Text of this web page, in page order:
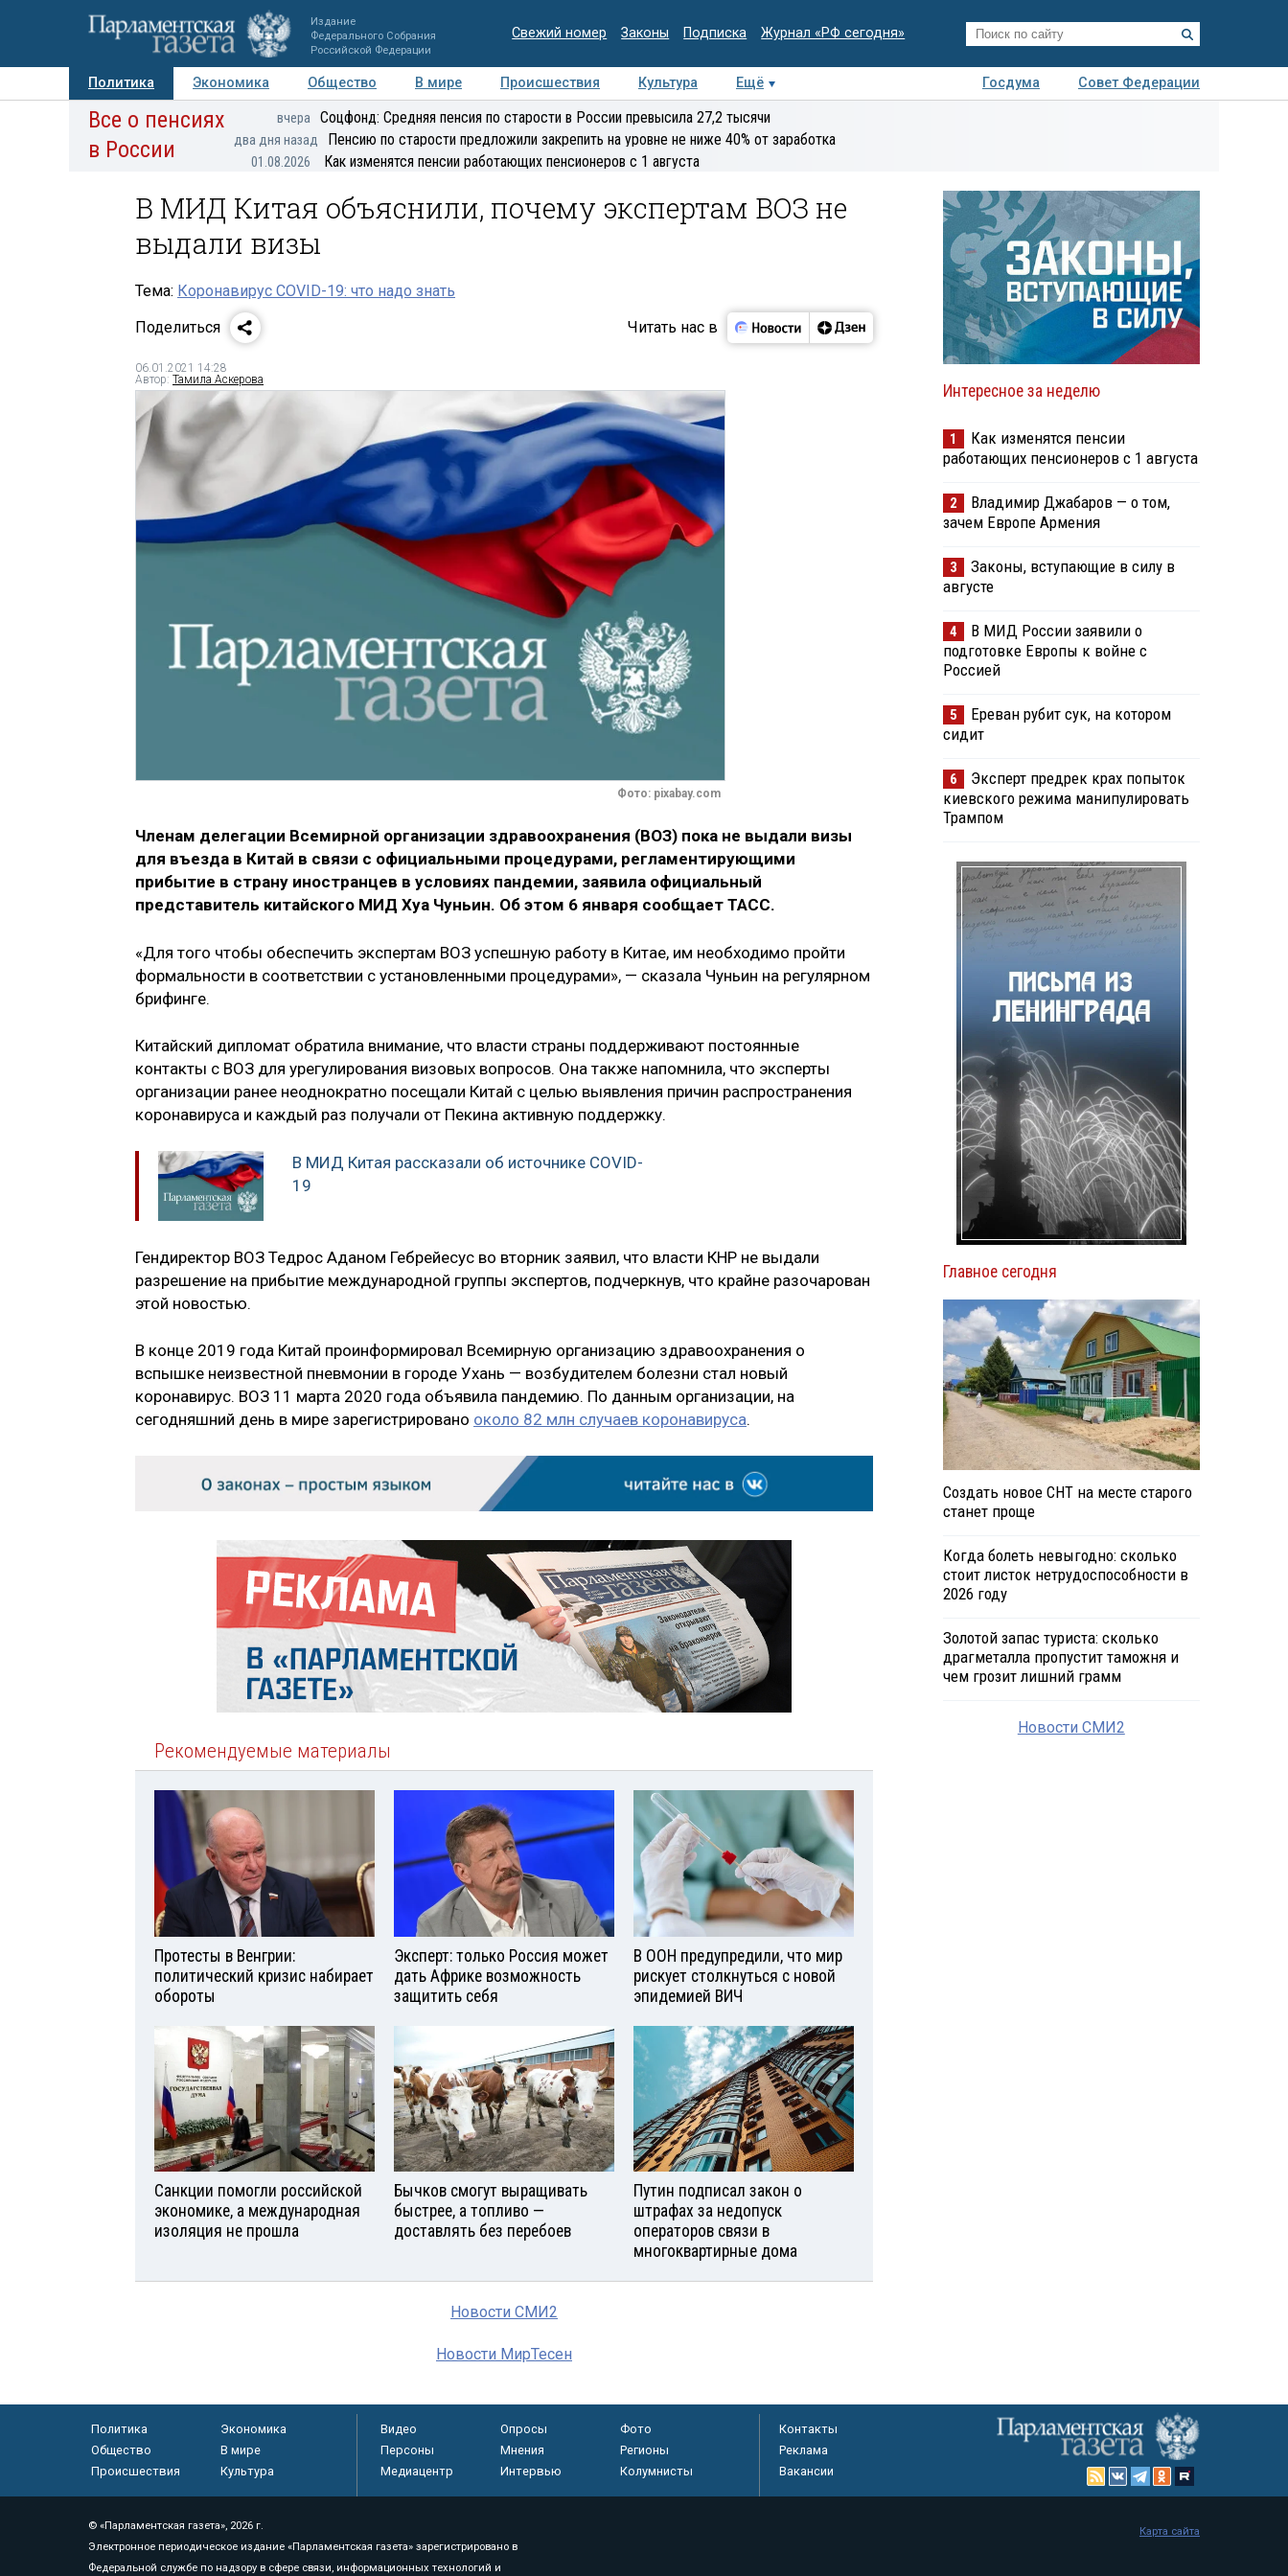
Издание
Федерального Собрания
Российской Федерации
Свежий номер Законы Подписка Журнал «РФ сегодня»
Политика Экономика Общество В мире Происшествия Культура Ещё Госдума
Совет Федерации
Авторы Персоны Мнения Регионы Медиацентр Интервью Колумнисты
экспертиза
Все о пенсиях
в России
вчера Соцфонд: Средняя пенсия по старости в России превысила 27,2 тысячи
два дня назад Пенсию по старости предложили закрепить на уровне не ниже 40% от заработка
01.08.2026 Как изменятся пенсии работающих пенсионеров с 1 августа
В МИД Китая объяснили, почему экспертам ВОЗ не
выдали визы
Тема: Коронавирус COVID-19: что надо знать
Поделиться
Читать нас в
06.01.2021 14:28
Автор: Тамила Аскерова
Фото: pixabay.com
Членам делегации Всемирной организации здравоохранения (ВОЗ) пока не выдали визы
для въезда в Китай в связи с официальными процедурами, регламентирующими
прибытие в страну иностранцев в условиях пандемии, заявила официальный
представитель китайского МИД Хуа Чуньин. Об этом 6 января сообщает ТАСС.
«Для того чтобы обеспечить экспертам ВОЗ успешную работу в Китае, им необходимо пройти
формальности в соответствии с установленными процедурами», — сказала Чуньин на регулярном
брифинге.
Китайский дипломат обратила внимание, что власти страны поддерживают постоянные
контакты с ВОЗ для урегулирования визовых вопросов. Она также напомнила, что эксперты
организации ранее неоднократно посещали Китай с целью выявления причин распространения
коронавируса и каждый раз получали от Пекина активную поддержку.
В МИД Китая рассказали об источнике COVID-
19
Гендиректор ВОЗ Тедрос Аданом Гебрейесус во вторник заявил, что власти КНР не выдали
разрешение на прибытие международной группы экспертов, подчеркнув, что крайне разочарован
этой новостью.
В конце 2019 года Китай проинформировал Всемирную организацию здравоохранения о
вспышке неизвестной пневмонии в городе Ухань — возбудителем болезни стал новый
коронавирус. ВОЗ 11 марта 2020 года объявила пандемию. По данным организации, на
сегодняшний день в мире зарегистрировано около 82 млн случаев коронавируса.
Рекомендуемые материалы
Протесты в Венгрии:
политический кризис набирает
обороты
Эксперт: только Россия может
дать Африке возможность
защитить себя
В ООН предупредили, что мир
рискует столкнуться с новой
эпидемией ВИЧ
Санкции помогли российской
экономике, а международная
изоляция не прошла
Бычков смогут выращивать
быстрее, а топливо —
доставлять без перебоев
Путин подписал закон о
штрафах за недопуск
операторов связи в
многоквартирные дома
Новости СМИ2
Новости МирТесен
Интересное за неделю
1
Как изменятся пенсии
работающих пенсионеров с 1 августа
2
Владимир Джабаров — о том,
зачем Европе Армения
3
Законы, вступающие в силу в
августе
4
В МИД России заявили о
подготовке Европы к войне с
Россией
5
Ереван рубит сук, на котором
сидит
6
Эксперт предрек крах попыток
киевского режима манипулировать
Трампом
Главное сегодня
Создать новое СНТ на месте старого
станет проще
Когда болеть невыгодно: сколько
стоит листок нетрудоспособности в
2026 году
Золотой запас туриста: сколько
драгметалла пропустит таможня и
чем грозит лишний грамм
Новости СМИ2
Политика
Экономика
Общество
В мире
Происшествия
Культура
Видео Опросы
Фото
Персоны
Мнения
Регионы
Медиацентр
Интервью Колумнисты
Контакты
Реклама
Вакансии
© «Парламентская газета», 2026 г.
Электронное периодическое издание «Парламентская газета» зарегистрировано в
Федеральной службе по надзору в сфере связи, информационных технологий и
Карта сайта